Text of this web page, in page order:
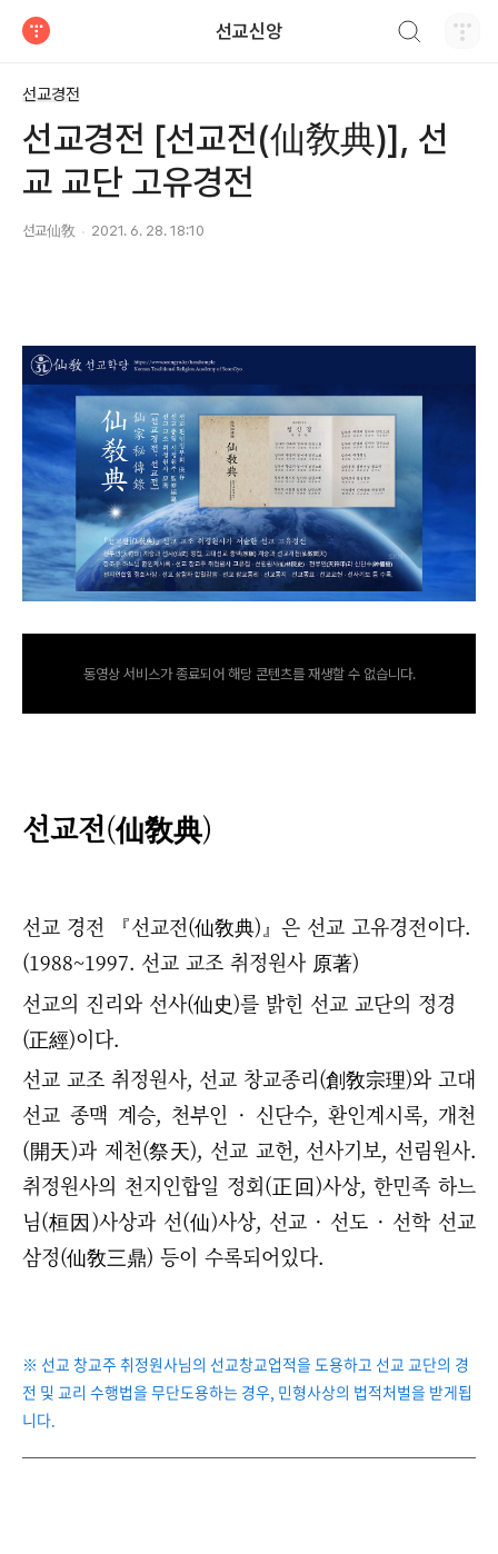
선교신앙
선교경전
선교경전 [선교전(仙敎典)], 선
교 교단 고유경전
선교仙敎 2021. 6. 28. 18:10
동영상 서비스가 종료되어 해당 콘텐츠를 재생할 수 없습니다.
선교전(仙敎典)
선교 경전 『선교전(仙敎典)』은 선교 고유경전이다.
(1988~1997. 선교 교조 취정원사 原著)
선교의 진리와 선사(仙史)를 밝힌 선교 교단의 정경
(正經)이다.
선교 교조 취정원사, 선교 창교종리(創敎宗理)와 고대
선교 종맥 계승, 천부인 · 신단수, 환인계시록, 개천
(開天)과 제천(祭天), 선교 교헌, 선사기보, 선림원사.
취정원사의 천지인합일 정회(正回)사상, 한민족 하느
님(桓因)사상과 선(仙)사상, 선교 · 선도 · 선학 선교
삼정(仙敎三鼎) 등이 수록되어있다.
※ 선교 창교주 취정원사님의 선교창교업적을 도용하고 선교 교단의 경
전 및 교리 수행법을 무단도용하는 경우, 민형사상의 법적처벌을 받게됩
니다.